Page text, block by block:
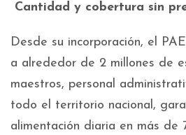
Cantidad y cobertura sin
Desde su incorporación, el
a alrededor de 2 millones de
maestros, personal
todo el territorio nacional,
alimentación diaria en más de